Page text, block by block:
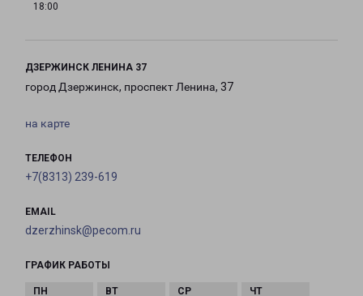
18:00
ДЗЕРЖИНСК ЛЕНИНА 37
город Дзержинск, проспект Ленина, 37
на карте
ТЕЛЕФОН
+7(8313) 239-619
EMAIL
dzerzhinsk@pecom.ru
ГРАФИК РАБОТЫ